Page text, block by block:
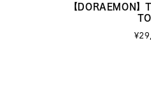
【DORAEMON